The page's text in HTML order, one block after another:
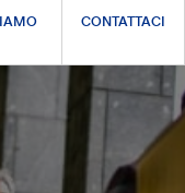
CONTATTACI